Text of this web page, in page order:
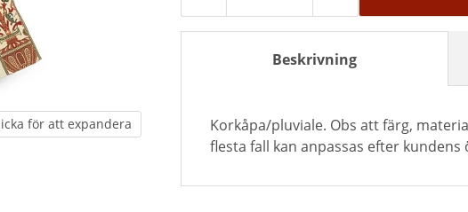
för att expandera
Beskrivning
Korkåpa/pluviale. Obs att färg,
flesta fall kan anpassas efter kundens